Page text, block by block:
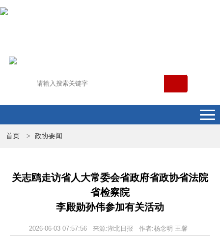
首页 > 政协要闻
关志鸥走访省人大常委会省政府省政协省法院
省检察院
李殿勋孙伟参加有关活动
2026-06-03 07:57:56 来源:湖北日报 作者:杨念明 王馨